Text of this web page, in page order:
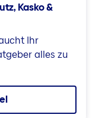
Kasko &
Ihr
alles zu